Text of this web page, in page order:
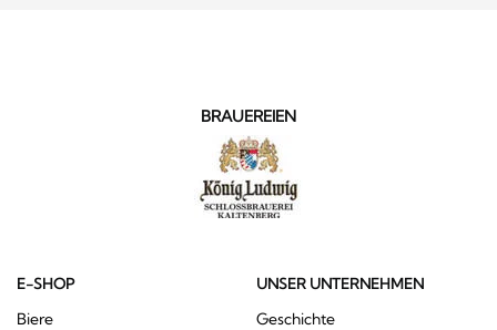
BRAUEREIEN
E-SHOP
Biere
UNSER UNTERNEHMEN
Geschichte